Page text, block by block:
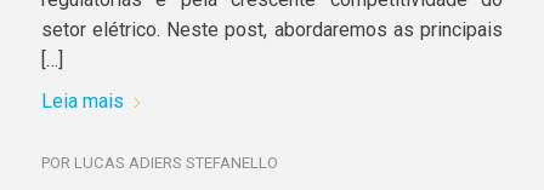
setor elétrico. Neste post, abordaremos as principais
[…]
Leia mais
POR LUCAS ADIERS STEFANELLO